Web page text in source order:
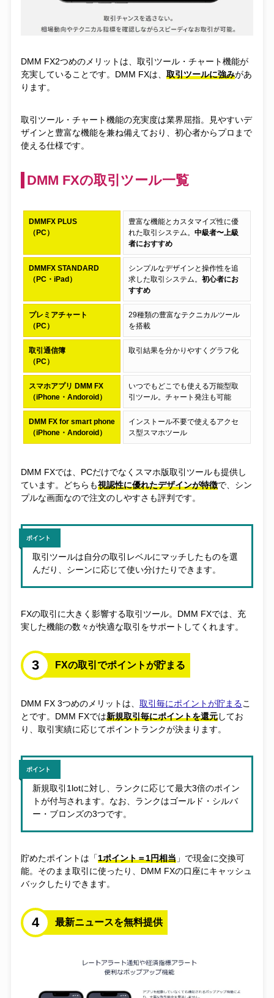
DMM FX2つめのメリットは、取引ツール・チャート機能が
充実していることです。DMM FXは、 取引ツールに強みがあ
ります。
取引ツール・チャート機能の充実度は業界屈指。見やすいデ
ザインと豊富な機能を兼ね備えており、初心者からプロまで
使える仕様です。
DMM FXの取引ツール一覧
DMMFX PLUS
（PC）
豊富な機能とカスタマイズ性に優
れた取引システム。 中級者〜上級
者におすすめ
DMMFX STANDARD
（PC・iPad）
シンプルなデザインと操作性を追
求した取引システム。 初心者にお
すすめ
プレミアチャート
（PC）
29種類の豊富なテクニカルツール
を搭載
取引通信簿
（PC）
取引結果を分かりやすくグラフ化
スマホアプリ DMM FX
（iPhone・Andoroid）
いつでもどこでも使える万能型取
引ツール。チャート発注も可能
DMM FX for smart phone
（iPhone・Andoroid）
インストール不要で使えるアクセ
ス型スマホツール
DMM FXでは、PCだけでなくスマホ版取引ツールも提供し
ています。どちらも視認性に優れたデザインが特徴で、シン
プルな画面なので注文のしやすさも評判です。
ポイント
取引ツールは自分の取引レベルにマッチしたものを選
んだり、シーンに応じて使い分けたりできます。
FXの取引に大きく影響する取引ツール。DMM FXでは、充
実した機能の数々が快適な取引をサポートしてくれます。
3 FXの取引でポイントが貯まる
DMM FX 3つめのメリットは、 取引毎にポイントが貯まるこ
とです。DMM FXでは新規取引毎にポイントを還元してお
り、取引実績に応じてポイントランクが決まります。
ポイント
新規取引1lotに対し、 ランクに応じて最大3倍のポイン
トが付与されます。なお、ランクはゴールド・シルバ
ー・ブロンズの3つです。
貯めたポイントは「1ポイント＝1円相当」で現金に交換可
能。そのまま取引に使ったり、DMM FXの口座にキャッシュ
バックしたりできます。
4 最新ニュースを無料提供